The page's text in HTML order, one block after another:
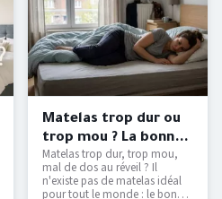
Matelas trop dur ou
trop mou ? La bonne
fermeté selon votre
morphologie
Matelas trop dur, trop mou,
mal de dos au réveil ? Il
n'existe pas de matelas idéal
pour tout le monde : le bon